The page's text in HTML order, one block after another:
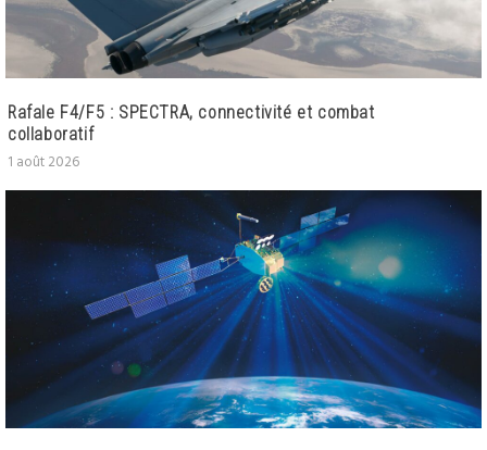
Rafale F4/F5 : SPECTRA, connectivité et combat
collaboratif
1 août 2026